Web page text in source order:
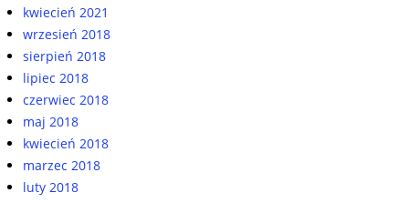
kwiecień 2021
wrzesień 2018
sierpień 2018
lipiec 2018
czerwiec 2018
maj 2018
kwiecień 2018
marzec 2018
luty 2018